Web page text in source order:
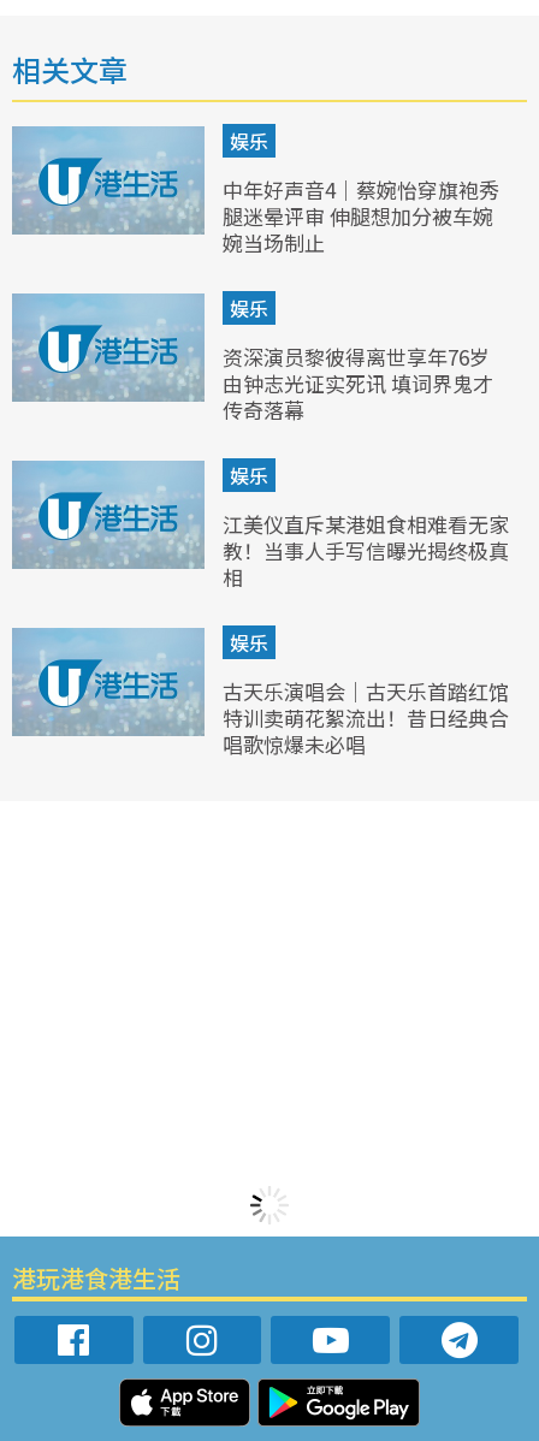
相关文章
娱乐
中年好声音4｜蔡婉怡穿旗袍秀
腿迷晕评审 伸腿想加分被车婉
婉当场制止
娱乐
资深演员黎彼得离世享年76岁
由钟志光证实死讯 填词界鬼才
传奇落幕
娱乐
江美仪直斥某港姐食相难看无家
教！当事人手写信曝光揭终极真
相
娱乐
古天乐演唱会｜古天乐首踏红馆
特训卖萌花絮流出！昔日经典合
唱歌惊爆未必唱
港玩港食港生活